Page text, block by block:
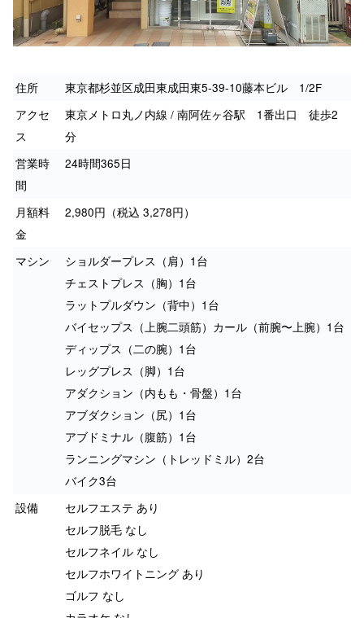
住所
東京都杉並区成田東成田東5-39-10藤本ビル 1/2F
アクセ
ス
東京メトロ丸ノ内線 / 南阿佐ヶ谷駅 1番出口 徒歩2
分
営業時
間
24時間365日
月額料
金
2,980円（税込 3,278円）
マシン
ショルダープレス（肩）1台
チェストプレス（胸）1台
ラットプルダウン（背中）1台
バイセップス（上腕二頭筋）カール（前腕〜上腕）1台
ディップス（二の腕）1台
レッグプレス（脚）1台
アダクション（内もも・骨盤）1台
アブダクション（尻）1台
アブドミナル（腹筋）1台
ランニングマシン（トレッドミル）2台
バイク3台
設備
セルフエステ あり
セルフ脱毛 なし
セルフネイル なし
セルフホワイトニング あり
ゴルフ なし